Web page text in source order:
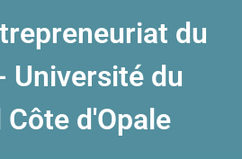
du
Université du
d'Opale